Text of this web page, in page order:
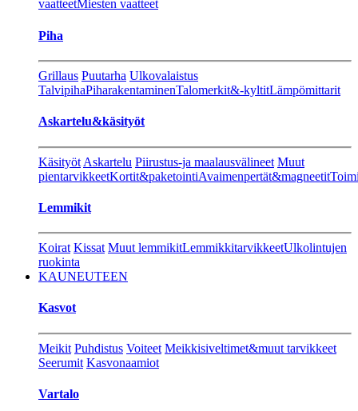
vaatteetMiesten vaatteet
Piha
Grillaus Puutarha Ulkovalaistus
TalvipihaPiharakentaminenTalomerkit&-kyltitLämpömittarit
Askartelu&käsityöt
Käsityöt Askartelu Piirustus-ja maalausvälineet Muut
pientarvikkeetKortit&paketointiAvaimenpertät&magneetit
Lemmikit
Koirat Kissat Muut lemmikitLemmikkitarvikkeetUlkolintujen
ruokinta
KAUNEUTEEN
Kasvot
Meikit Puhdistus Voiteet Meikkisiveltimet&muut tarvikkeet
Seerumit Kasvonaamiot
Vartalo